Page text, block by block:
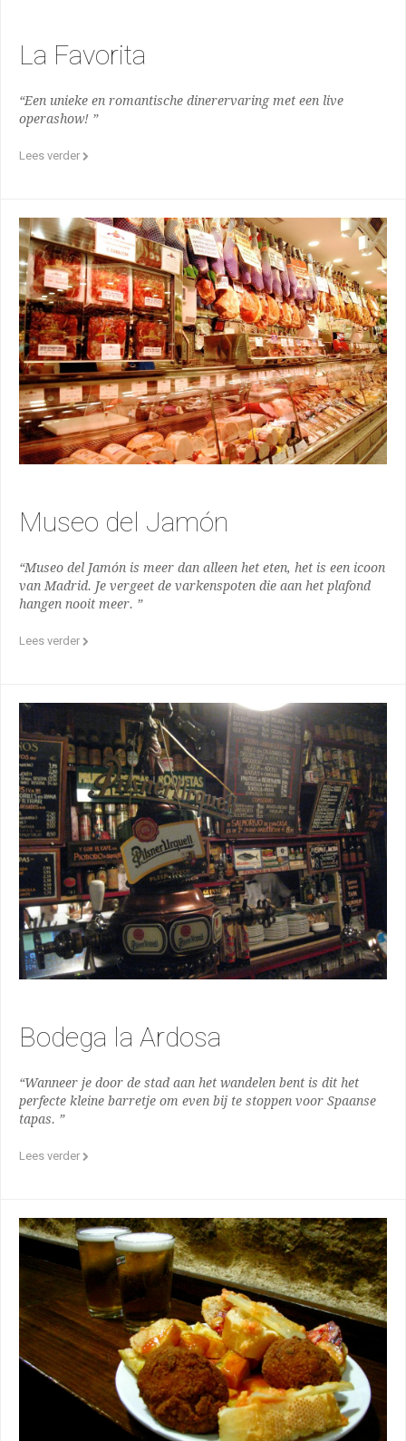
La Favorita
“Een unieke en romantische dinerervaring met een live
operashow! ”
Lees verder
Museo del Jamón
“Museo del Jamón is meer dan alleen het eten, het is een icoon
van Madrid. Je vergeet de varkenspoten die aan het plafond
hangen nooit meer. ”
Lees verder
Bodega la Ardosa
“Wanneer je door de stad aan het wandelen bent is dit het
perfecte kleine barretje om even bij te stoppen voor Spaanse
tapas. ”
Lees verder